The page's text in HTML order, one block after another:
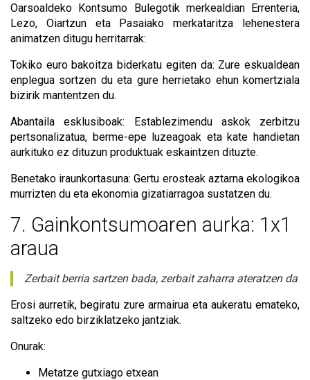
Oarsoaldeko Kontsumo Bulegotik merkealdian Errenteria,
Lezo, Oiartzun eta Pasaiako merkataritza lehenestera
animatzen ditugu herritarrak:
Tokiko euro bakoitza biderkatu egiten da: Zure eskualdean
enplegua sortzen du eta gure herrietako ehun komertziala
bizirik mantentzen du.
Abantaila esklusiboak: Establezimendu askok zerbitzu
pertsonalizatua, berme-epe luzeagoak eta kate handietan
aurkituko ez dituzun produktuak eskaintzen dituzte.
Benetako iraunkortasuna: Gertu erosteak aztarna ekologikoa
murrizten du eta ekonomia gizatiarragoa sustatzen du.
7. Gainkontsumoaren aurka: 1x1
araua
Zerbait berria sartzen bada, zerbait zaharra ateratzen da
Erosi aurretik, begiratu zure armairua eta aukeratu emateko,
saltzeko edo birziklatzeko jantziak.
Onurak:
Metatze gutxiago etxean